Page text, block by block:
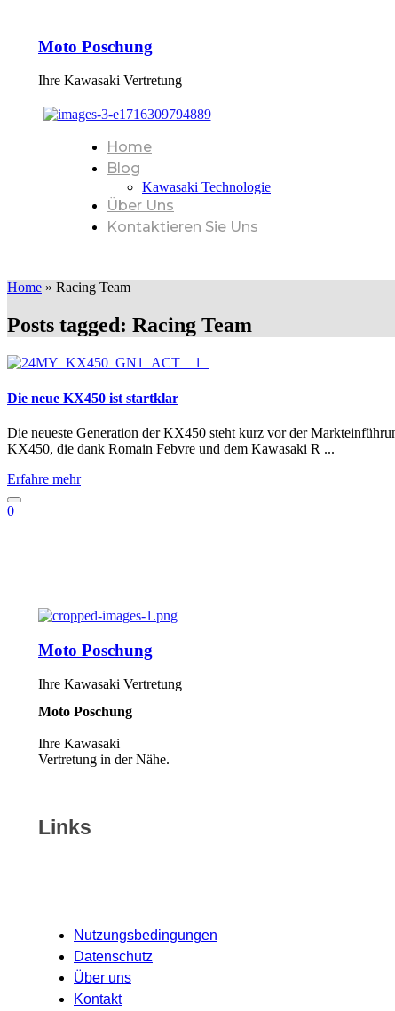
Moto Poschung
Ihre Kawasaki Vertretung
Home
Blog
Kawasaki Technologie
Über Uns
Kontaktieren Sie Uns
Home » Racing Team
Posts tagged: Racing Team
Die neue KX450 ist startklar
Die neueste Generation der KX450 steht kurz vor der
KX450, die dank Romain Febvre und dem Kawasaki R ...
Erfahre mehr
0
Moto Poschung
Ihre Kawasaki Vertretung
Moto Poschung
Ihre Kawasaki
Vertretung in der Nähe.
Links
Nutzungsbedingungen
Datenschutz
Über uns
Kontakt